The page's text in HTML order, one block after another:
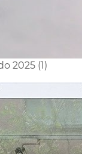
2025 (1)